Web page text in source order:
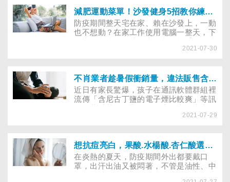
態，若依照原本強度去運動，恐怕自己先
受傷！其實重啟運動前，先注意5大重
點，才能練得更安全有效率。而在增肌過
程中，休息也是很重要的一環，但在疫情
期間無法至健身房運動，通常會「過度休
下降呢？
減肥運動菜單！沙發健身5招教你練出超猛「胸肌」
防疫期間整天宅在家、賴在沙發上，一動
也不想動？在家工作使用電腦一整天，下
疫警戒降級，身材卻變成「沙發馬鈴薯」
2021-07-30
不肖業者趁暑假衝銷量，違法販售含尼古丁鹽電子煙超過1,000件！
近日有家長驚爆，孩子在通訊軟體群組裡
流傳「含尼古丁鹽的電子煙比較爽」等訊
站與拍賣平台，截至7/29已發現1,314件
2021-07-29
想抗痘亮白，果酸.水楊酸.杏仁酸選對才有效！口服A酸別和酸類保養品併用？
在炎熱的夏天，防疫期間外出都要戴口
罩，出汗出油又被悶著，不管是油性、中